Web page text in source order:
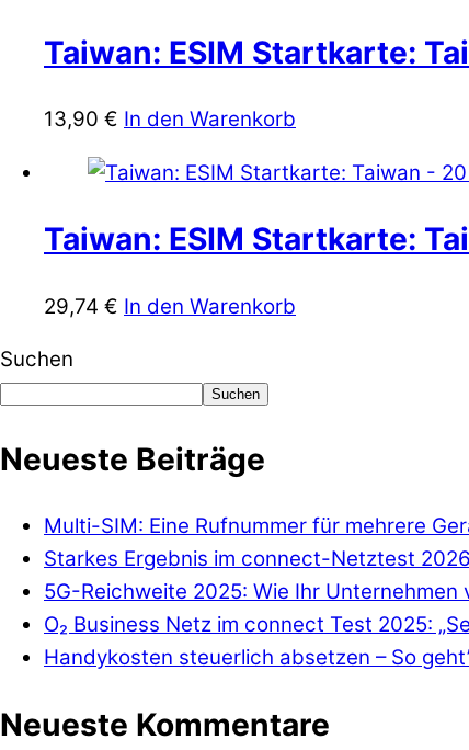
Taiwan: ESIM Startkarte:
13,90 € In den Warenkorb
Taiwan: ESIM Startkarte:
29,74 € In den Warenkorb
Suchen
Suchen
Neueste Beiträge
Multi-SIM: Eine Rufnummer für mehrere
Starkes Ergebnis im connect-Netztest 2026
5G-Reichweite 2025: Wie Ihr
O₂ Business Netz im connect Test 2025:
Handykosten steuerlich absetzen – So
Neueste Kommentare